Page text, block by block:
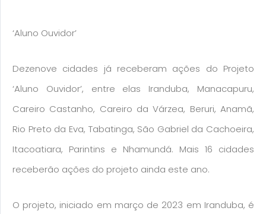
‘Aluno Ouvidor’
Dezenove cidades já receberam ações do Projeto
‘Aluno Ouvidor’, entre elas Iranduba, Manacapuru,
Careiro Castanho, Careiro da Várzea, Beruri, Anamã,
Rio Preto da Eva, Tabatinga, São Gabriel da Cachoeira,
Itacoatiara, Parintins e Nhamundá. Mais 16 cidades
receberão ações do projeto ainda este ano.
O projeto, iniciado em março de 2023 em Iranduba, é